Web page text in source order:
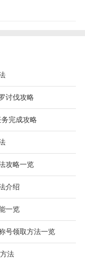
讨伐攻略
完成攻略
攻略一览
介绍
一览
号领取方法一览
法